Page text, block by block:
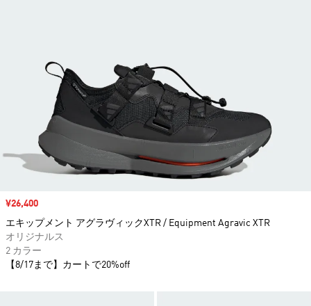
セール価格
¥26,400
エキップメント アグラヴィックXTR / Equipment Agravic XTR
オリジナルス
2 カラー
【8/17まで】カートで20%off